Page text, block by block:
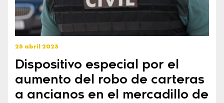
25 abril 2023
Dispositivo especial por el
aumento del robo de carteras
a ancianos en el mercadillo de